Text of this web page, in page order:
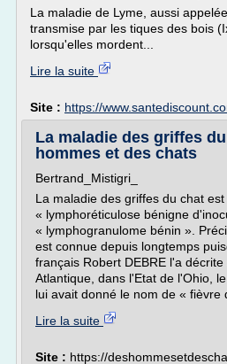
La maladie de Lyme, aussi
transmise par les tiques des bois
lorsqu'elles mordent...
Lire la suite
Site : https://
La maladie des griffes
hommes et des chats
Bertrand_Mistigri_
La maladie des griffes du chat
« lymphoréticulose bénigne
« lymphogranulome bénin ».
est connue depuis longtemps
français Robert DEBRE l'a
Atlantique, dans l'Etat de l'Ohio,
lui avait donné le nom de « fièvre
Lire la suite
Site : https://